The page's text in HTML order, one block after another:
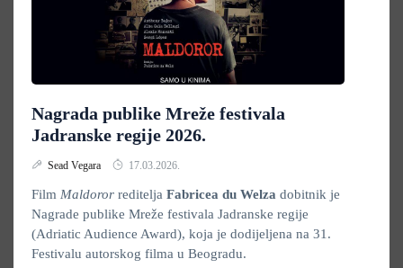
Nagrada publike Mreže festivala
Jadranske regije 2026.
Sead Vegara 17.03.2026.
Film Maldoror reditelja Fabricea du Welza dobitnik je
Nagrade publike Mreže festivala Jadranske regije
(Adriatic Audience Award), koja je dodijeljena na 31.
Festivalu autorskog filma u Beogradu.